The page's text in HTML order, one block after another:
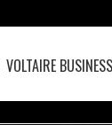
VOLTAIRE BUSINESS